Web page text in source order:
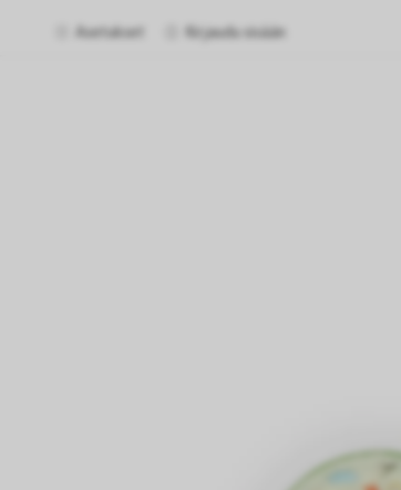
Asetukset Kirjaudu sisään